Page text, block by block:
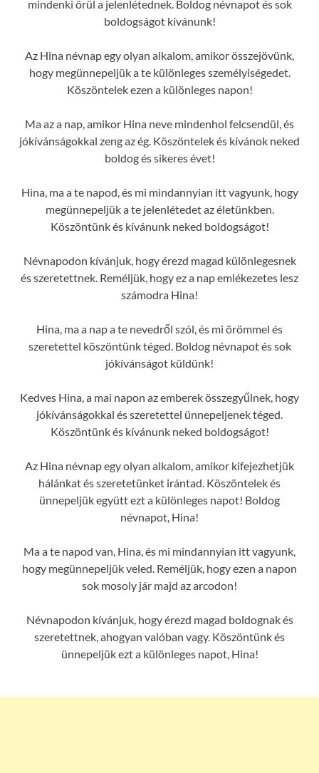
mindenki örül a jelenlétednek. Boldog névnapot és sok
boldogságot kívánunk!
Az Hina névnap egy olyan alkalom, amikor összejövünk,
hogy megünnepeljük a te különleges személyiségedet.
Köszöntelek ezen a különleges napon!
Ma az a nap, amikor Hina neve mindenhol felcsendül, és
jókívánságokkal zeng az ég. Köszöntelek és kívánok neked
boldog és sikeres évet!
Hina, ma a te napod, és mi mindannyian itt vagyunk, hogy
megünnepeljük a te jelenlétedet az életünkben.
Köszöntünk és kívánunk neked boldogságot!
Névnapodon kívánjuk, hogy érezd magad különlegesnek
és szeretettnek. Reméljük, hogy ez a nap emlékezetes lesz
számodra Hina!
Hina, ma a nap a te nevedről szól, és mi örömmel és
szeretettel köszöntünk téged. Boldog névnapot és sok
jókívánságot küldünk!
Kedves Hina, a mai napon az emberek összegyűlnek, hogy
jókívánságokkal és szeretettel ünnepeljenek téged.
Köszöntünk és kívánunk neked boldogságot!
Az Hina névnap egy olyan alkalom, amikor kifejezhetjük
hálánkat és szeretetünket irántad. Köszöntelek és
ünnepeljük együtt ezt a különleges napot! Boldog
névnapot, Hina!
Ma a te napod van, Hina, és mi mindannyian itt vagyunk,
hogy megünnepeljük veled. Reméljük, hogy ezen a napon
sok mosoly jár majd az arcodon!
Névnapodon kívánjuk, hogy érezd magad boldognak és
szeretettnek, ahogyan valóban vagy. Köszöntünk és
ünnepeljük ezt a különleges napot, Hina!